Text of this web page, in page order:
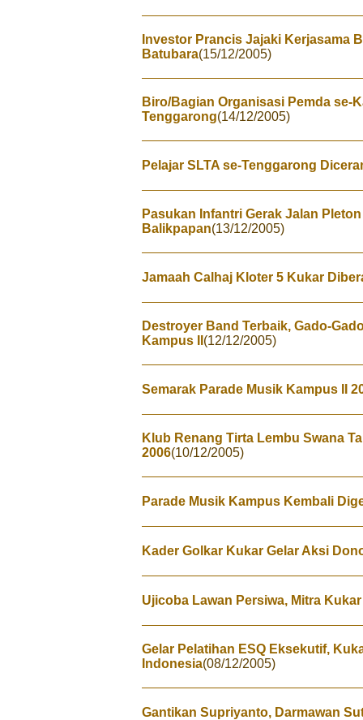
Investor Prancis Jajaki Kerjasama
Batubara(15/12/2005)
Biro/Bagian Organisasi Pemda se-
Tenggarong(14/12/2005)
Pelajar SLTA se-Tenggarong
Pasukan Infantri Gerak Jalan
Balikpapan(13/12/2005)
Jamaah Calhaj Kloter 5 Kukar
Destroyer Band Terbaik, Gado-
Kampus II (12/12/2005)
Semarak Parade Musik Kampus II
Klub Renang Tirta Lembu Swana
2006(10/12/2005)
Parade Musik Kampus Kembali
Kader Golkar Kukar Gelar Aksi
Ujicoba Lawan Persiwa, Mitra
Gelar Pelatihan ESQ Eksekutif,
Indonesia(08/12/2005)
Gantikan Supriyanto, Darmawan